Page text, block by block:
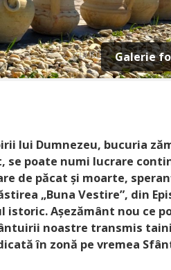
Galerie
lui Dumnezeu, bucuria
poate numi lucrare
de păcat și moarte,
„Buna Vestire”, din
Așezământ nou ce
noastre transmis
în zonă pe vremea